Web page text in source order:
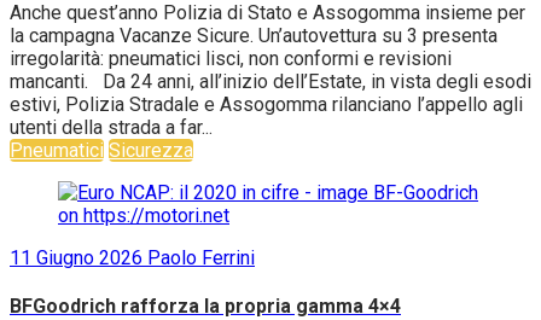
Anche quest’anno Polizia di Stato e Assogomma insieme per
la campagna Vacanze Sicure. Un’autovettura su 3 presenta
irregolarità: pneumatici lisci, non conformi e revisioni
mancanti. Da 24 anni, all’inizio dell’Estate, in vista degli esodi
estivi, Polizia Stradale e Assogomma rilanciano l’appello agli
utenti della strada a far...
Pneumatici Sicurezza
11 Giugno 2026 Paolo Ferrini
BFGoodrich rafforza la propria gamma 4×4